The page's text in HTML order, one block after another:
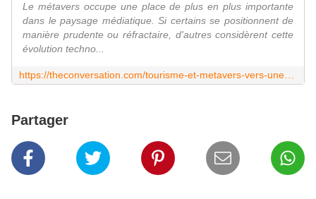
Le métavers occupe une place de plus en plus importante
dans le paysage médiatique. Si certains se positionnent de
manière prudente ou réfractaire, d'autres considèrent cette
évolution techno...
Partager